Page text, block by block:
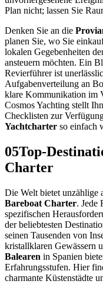
Plan nicht; lassen Sie
Denken Sie an die
planen Sie, wo Sie
lokalen Gegebenheiten
ansteuern möchten. Ein
Revierführer ist
Aufgabenverteilung an
klare Kommunikation im
Cosmos Yachting stellt
Checklisten zur
Yachtcharter so einfach
05Top-
Charter
Die Welt bietet unzählige
Bareboat Charter. Jede
spezifischen
der beliebtesten
seinen Tausenden von
kristallklaren Gewässern
Balearen in Spanien
Erfahrungsstufen. Hier
charmante Küstenstädte